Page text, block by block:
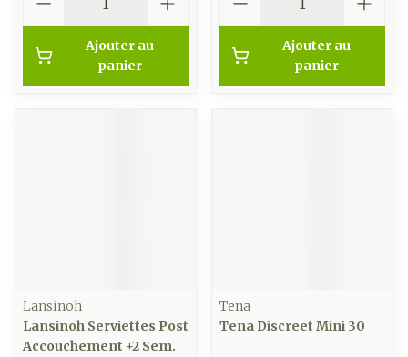
Ajouter au
panier
Ajouter au
panier
Lansinoh
Lansinoh Serviettes Post
Accouchement +2 Sem.
Tena
Tena Discreet Mini 30